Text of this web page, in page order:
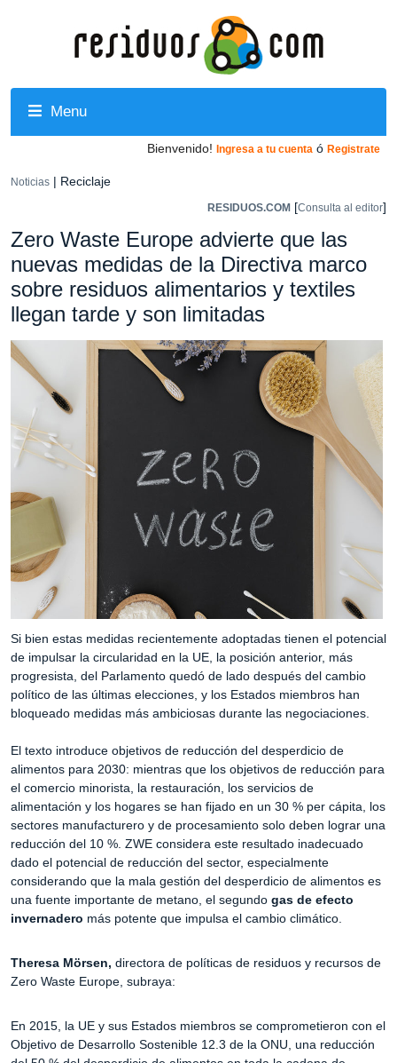
Menu
Bienvenido! Ingresa a tu cuenta ó Registrate
Noticias | Reciclaje
RESIDUOS.COM [Consulta al editor]
Zero Waste Europe advierte que las
nuevas medidas de la Directiva marco
sobre residuos alimentarios y textiles
llegan tarde y son limitadas
Si bien estas medidas recientemente adoptadas tienen el potencial
de impulsar la circularidad en la UE, la posición anterior, más
progresista, del Parlamento quedó de lado después del cambio
político de las últimas elecciones, y los Estados miembros han
bloqueado medidas más ambiciosas durante las negociaciones.
El texto introduce objetivos de reducción del desperdicio de
alimentos para 2030: mientras que los objetivos de reducción para
el comercio minorista, la restauración, los servicios de
alimentación y los hogares se han fijado en un 30 % per cápita, los
sectores manufacturero y de procesamiento solo deben lograr una
reducción del 10 %. ZWE considera este resultado inadecuado
dado el potencial de reducción del sector, especialmente
considerando que la mala gestión del desperdicio de alimentos es
una fuente importante de metano, el segundo gas de efecto
invernadero más potente que impulsa el cambio climático.
Theresa Mörsen, directora de políticas de residuos y recursos de
Zero Waste Europe, subraya:
En 2015, la UE y sus Estados miembros se comprometieron con el
Objetivo de Desarrollo Sostenible 12.3 de la ONU, una reducción